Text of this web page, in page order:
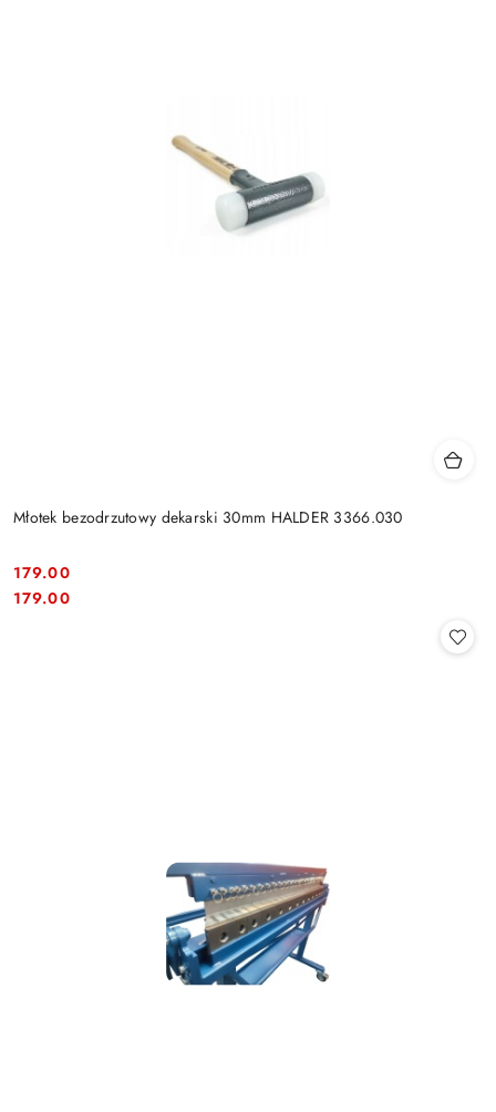
Młotek bezodrzutowy dekarski 30mm HALDER 3366.030
Cena:
179.00
Cena:
179.00